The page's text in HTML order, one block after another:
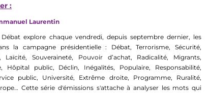
:
Laurentin
explore chaque vendredi, depuis septembre dernier, les
la campagne présidentielle : Débat, Terrorisme, Sécurité,
Laïcité, Souveraineté, Pouvoir d’achat, Radicalité, Migrants,
Hôpital public, Déclin, Inégalités, Populaire, Responsabilité,
public, Université, Extrême droite, Programme, Ruralité,
Cette série d'émissions s'attache à analyser les mots qui